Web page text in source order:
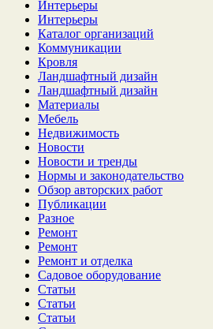
Интерьеры
Интерьеры
Каталог организаций
Коммуникации
Кровля
Ландшафтный дизайн
Ландшафтный дизайн
Материалы
Мебель
Недвижимость
Новости
Новости и тренды
Нормы и законодательство
Обзор авторских работ
Публикации
Разное
Ремонт
Ремонт
Ремонт и отделка
Садовое оборудование
Статьи
Статьи
Статьи